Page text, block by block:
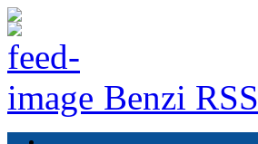
Benzi RSS